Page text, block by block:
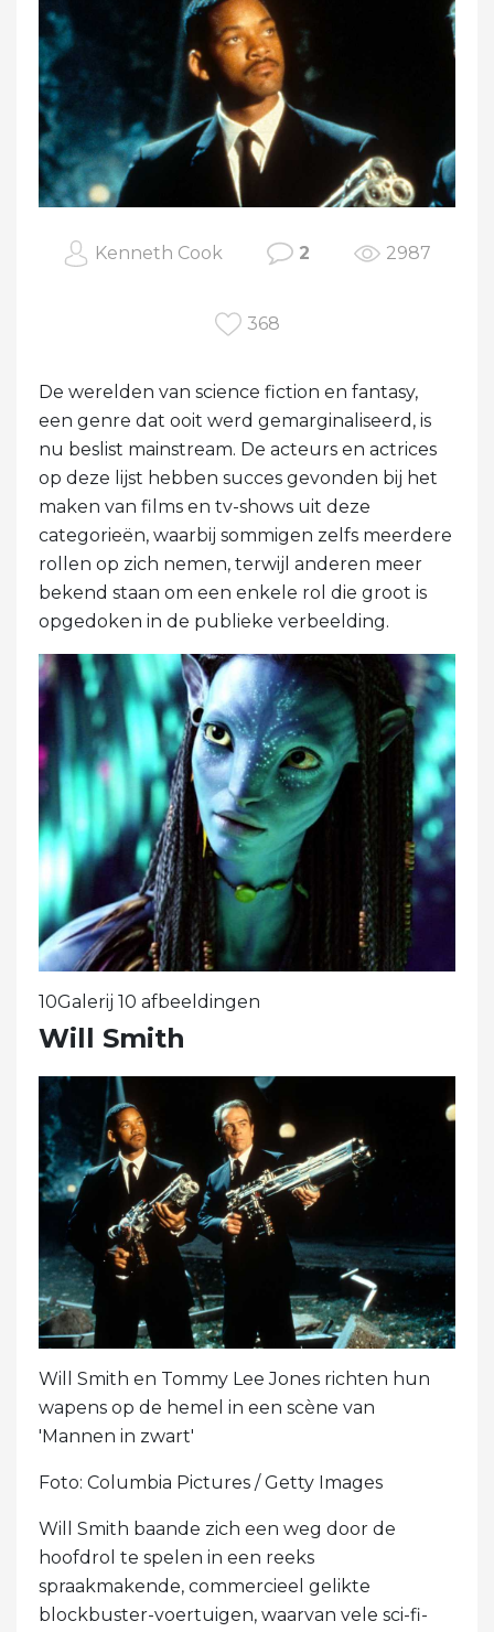
Kenneth Cook 2 2987
368
De werelden van science fiction en fantasy,
een genre dat ooit werd gemarginaliseerd, is
nu beslist mainstream. De acteurs en actrices
op deze lijst hebben succes gevonden bij het
maken van films en tv-shows uit deze
categorieën, waarbij sommigen zelfs meerdere
rollen op zich nemen, terwijl anderen meer
bekend staan ​​om een ​​enkele rol die groot is
opgedoken in de publieke verbeelding.
10Galerij 10 afbeeldingen
Will Smith
Will Smith en Tommy Lee Jones richten hun
wapens op de hemel in een scène van
'Mannen in zwart'
Foto: Columbia Pictures / Getty Images
Will Smith baande zich een weg door de
hoofdrol te spelen in een reeks
spraakmakende, commercieel gelikte
blockbuster-voertuigen, waarvan vele sci-fi-